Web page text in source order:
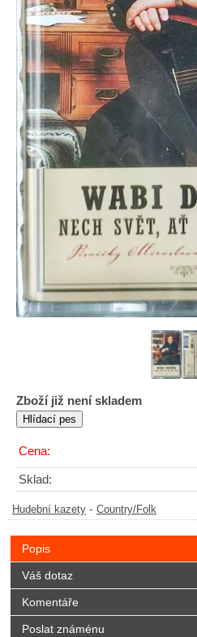
Zboží již není skladem
Cena:
Sklad:
Hudební kazety - Country/Folk
Popis
Váš dotaz
Komentáře
Poslat známénu